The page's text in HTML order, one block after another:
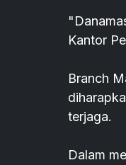
Kantor
Branch
terjaga.
Dalam